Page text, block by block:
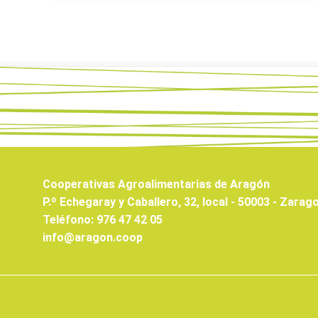
Cooperativas Agroalimentarias de Aragón
P.º Echegaray y Caballero, 32, local - 50003 -
Teléfono: 976 47 42 05
info@aragon.coop